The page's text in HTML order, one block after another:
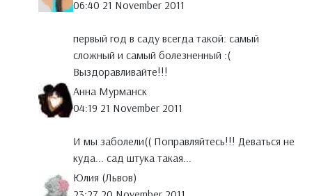
06:40 21 November 2011
первый год в саду всегда такой: самый
сложный и самый болезненный :(
Выздоравливайте!!!
Анна Мурманск
04:19 21 November 2011
И мы заболели(( Поправляйтесь!!! Деваться не
куда... сад штука такая...
Юлия (Львов)